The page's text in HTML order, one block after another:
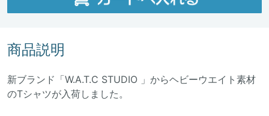
商品説明
新ブランド「W.A.T.C STUDIO 」からヘビーウエイト素材
のTシャツが入荷しました。